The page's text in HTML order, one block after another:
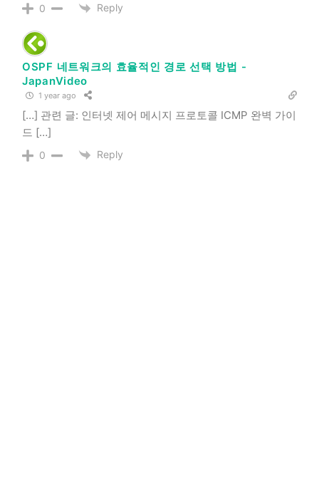
0 Reply
OSPF 네트워크의 효율적인 경로 선택 방법 -
JapanVideo
1 year ago
[…] 관련 글: 인터넷 제어 메시지 프로토콜 ICMP 완벽 가이
드 […]
0 Reply